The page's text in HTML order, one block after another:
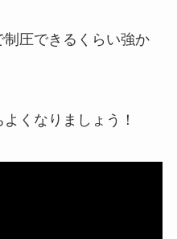
圧できるくらい強か
くなりましょう！